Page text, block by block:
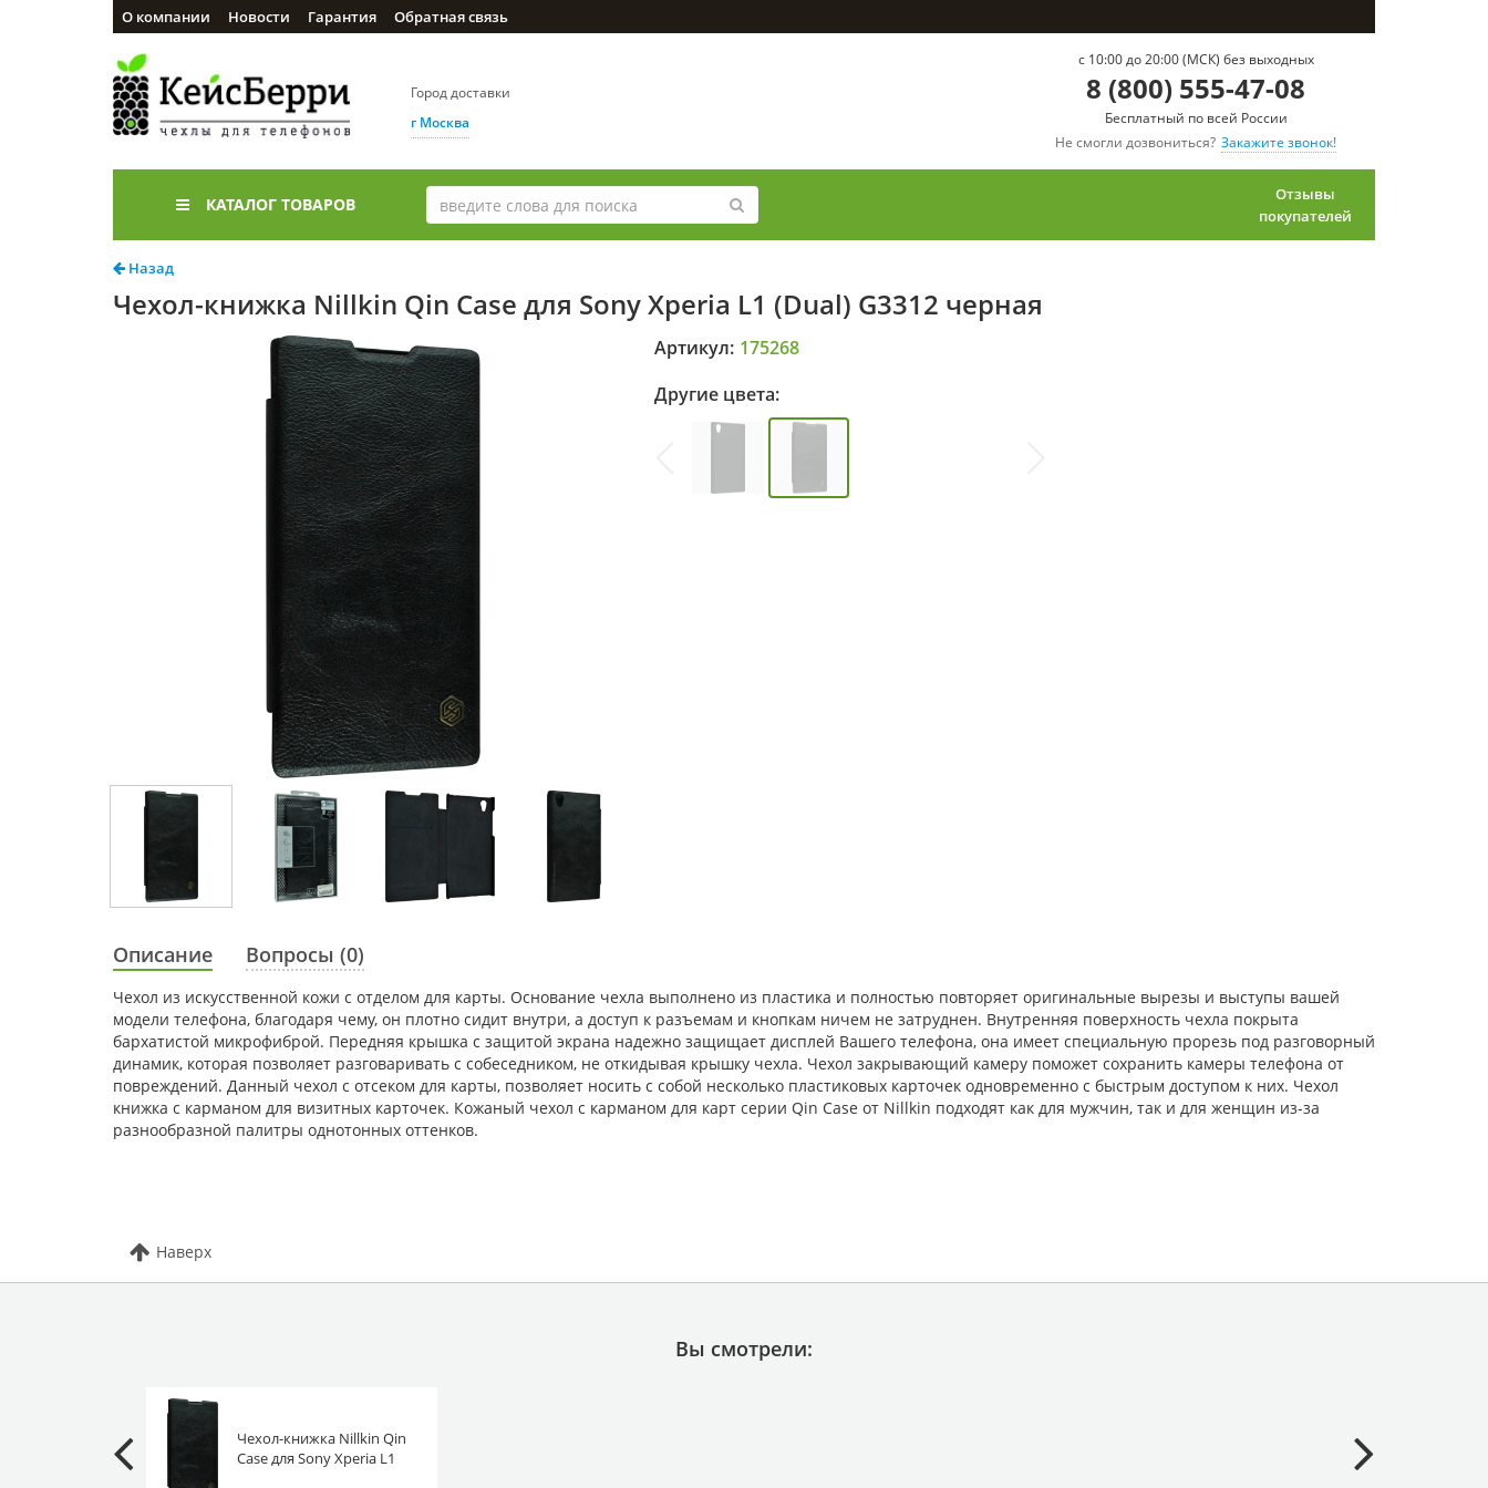
О компании Новости Гарантия Обратная связь
Город доставки
г Москва
c 10:00 до 20:00 (МСК) без выходных
8 (800) 555-47-08
Бесплатный по всей России
Не смогли дозвониться? Закажите звонок!
КАТАЛОГ ТОВАРОВ
Отзывы
покупателей
Назад
Чехол-книжка Nillkin Qin Case для Sony Xperia L1 (Dual) G3312 черная
Артикул: 175268
Другие цвета:
Описание Вопросы (0)
Чехол из искусственной кожи с отделом для карты. Основание чехла выполнено из пластика и полностью повторяет оригинальные вырезы и выступы вашей
модели телефона, благодаря чему, он плотно сидит внутри, а доступ к разъемам и кнопкам ничем не затруднен. Внутренняя поверхность чехла покрыта
бархатистой микрофиброй. Передняя крышка с защитой экрана надежно защищает дисплей Вашего телефона, она имеет специальную прорезь под разговорный
динамик, которая позволяет разговаривать с собеседником, не откидывая крышку чехла. Чехол закрывающий камеру поможет сохранить камеры телефона от
повреждений. Данный чехол с отсеком для карты, позволяет носить с собой несколько пластиковых карточек одновременно с быстрым доступом к них. Чехол
книжка с карманом для визитных карточек. Кожаный чехол с карманом для карт серии Qin Case от Nillkin подходят как для мужчин, так и для женщин из-за
разнообразной палитры однотонных оттенков.
Наверх
Вы смотрели:
Чехол-книжка Nillkin Qin
Case для Sony Xperia L1